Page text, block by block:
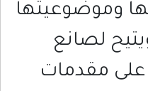
وموضوعيتها
لصانع
على مقدمات